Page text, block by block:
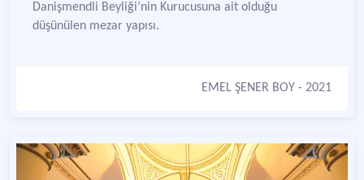
Danişmendli Beyliği’nin Kurucusuna ait olduğu
düşünülen mezar yapısı.
EMEL ŞENER BOY - 2021